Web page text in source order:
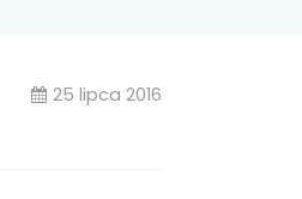
25 lipca 2016